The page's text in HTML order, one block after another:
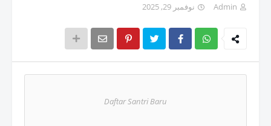
Admin نوفمبر 29, 2025
Wh
Daftar Santri Baru